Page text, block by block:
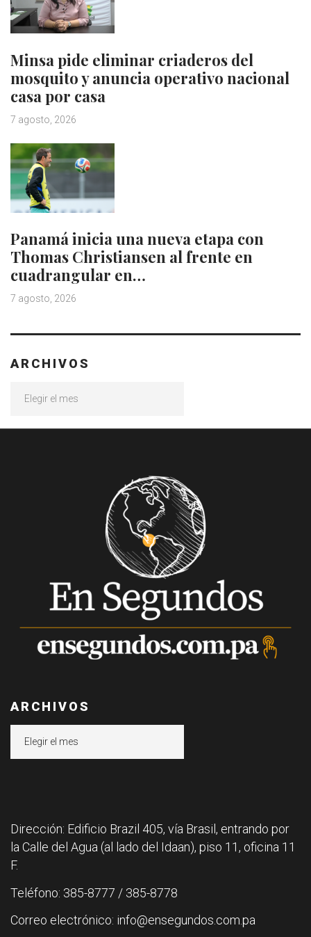
Minsa pide eliminar criaderos del
mosquito y anuncia operativo nacional
casa por casa
7 agosto, 2026
Panamá inicia una nueva etapa con
Thomas Christiansen al frente en
cuadrangular en…
7 agosto, 2026
ARCHIVOS
ARCHIVOS
Dirección: Edificio Brazil 405, vía Brasil, entrando por
la Calle del Agua (al lado del Idaan), piso 11, oficina 11
F.
Teléfono: 385-8777 / 385-8778
Correo electrónico: info@ensegundos.com.pa